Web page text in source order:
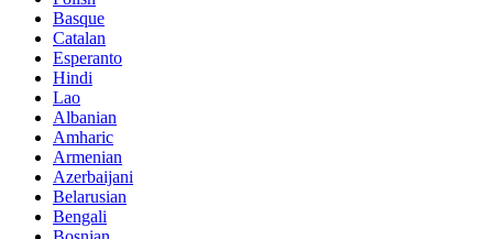
Basque
Catalan
Esperanto
Hindi
Lao
Albanian
Amharic
Armenian
Azerbaijani
Belarusian
Bengali